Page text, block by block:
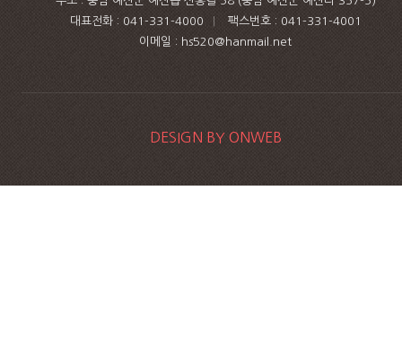
대표전화 : 041-331-4000 팩스번호 : 041-331-4001
이메일 : hs520@hanmail.net
DESIGN BY ONWEB